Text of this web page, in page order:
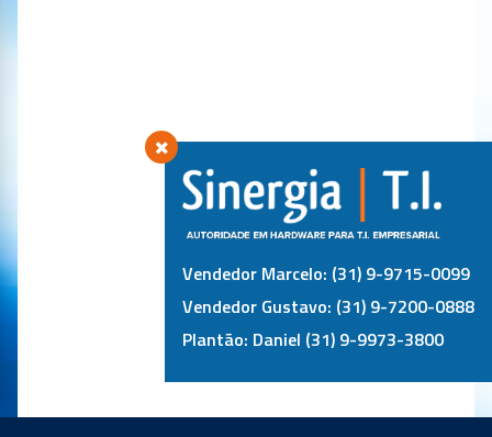
Vendedor Marcelo: (31) 9-9715-0099
Vendedor Gustavo: (31) 9-7200-0888
Plantão: Daniel (31) 9-9973-3800